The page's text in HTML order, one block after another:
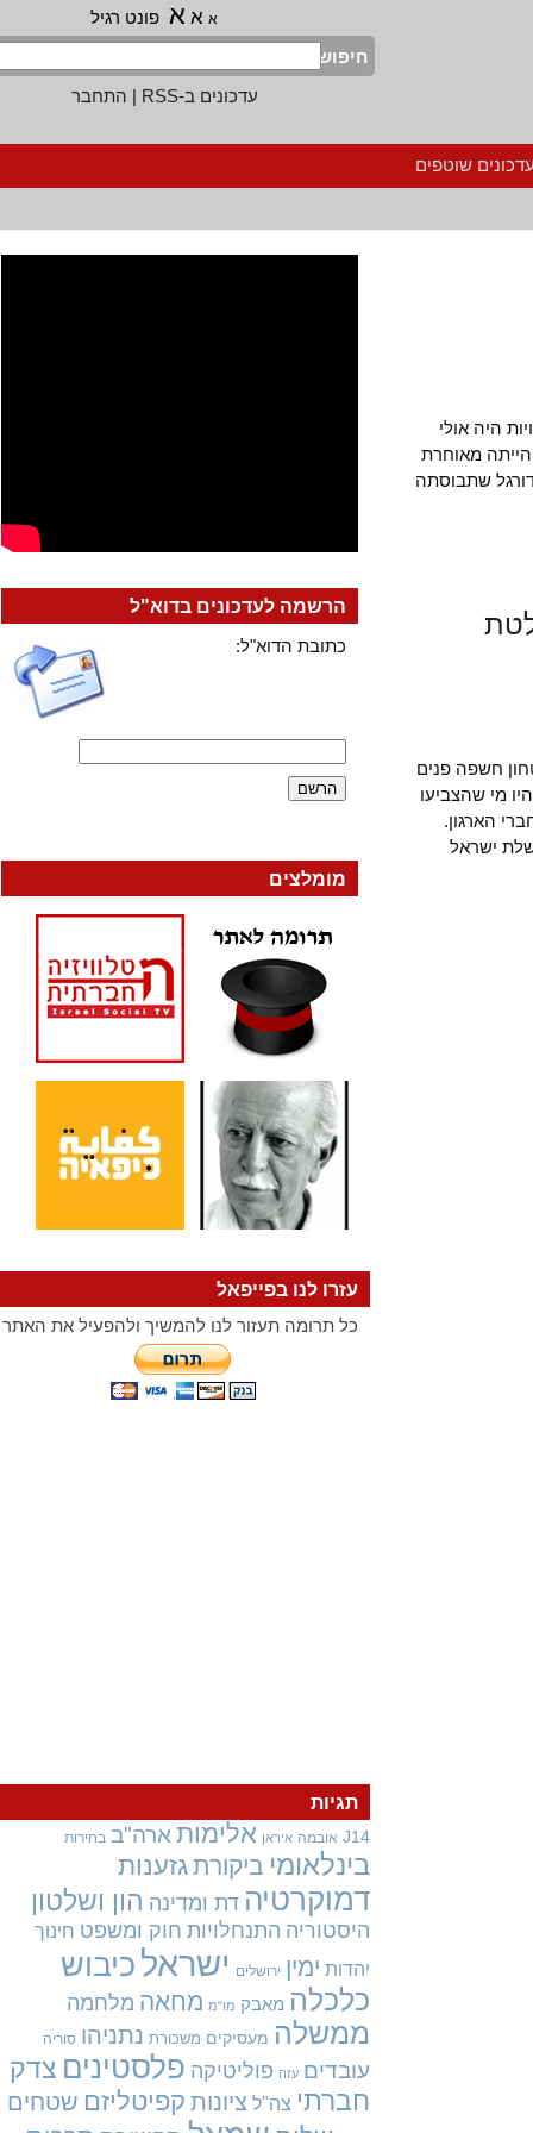
א א פונט רגיל
חיפוש
עדכונים ב-RSS
|התחבר
שוטפים
אולי
מאוחרת
של קבוצת כדורגל שתבוסתה
חשפה פנים
שהצביעו
הארגון.
ישראל
הרשמה לעדכונים בדוא"ל
כתובת הדוא"ל:
מומלצים
עזרו לנו בפייפאל
כל תרומה תעזור לנו להמשיך ולהפעיל את האתר
תגיות
J14 אובמה איראן אלימות ארה"ב בחירות
בינלאומיביקורתגזענות
דמוקרטיה דת ומדינההון ושלטון
היסטוריה התנחלויות חוק ומשפט חינוך
יהדות ימין ירושלים ישראלכיבוש
כלכלה מאבק מו"מ מחאהמלחמה
ממשלה מעסיקים משכורת נתניהו סוריה
עובדים עזה פוליטיקה פלסטיניםצדק
חברתי צה"ל ציונותקפיטליזםשטחים